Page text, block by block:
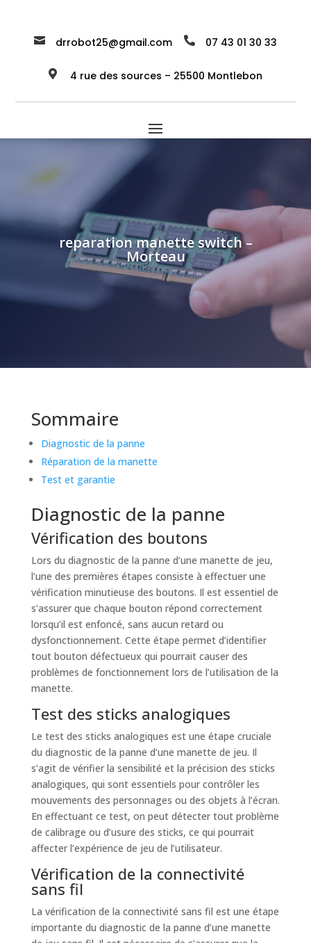
 drrobot25@gmail.com  07 43 01 30 33
 4 rue des sources – 25500 Montlebon
reparation manette switch –
Morteau
Sommaire
Diagnostic de la panne
Réparation de la manette
Test et garantie
Diagnostic de la panne
Vérification des boutons
Lors du diagnostic de la panne d’une manette de jeu,
l’une des premières étapes consiste à effectuer une
vérification minutieuse des boutons. Il est essentiel de
s’assurer que chaque bouton répond correctement
lorsqu’il est enfoncé, sans aucun retard ou
dysfonctionnement. Cette étape permet d’identifier
tout bouton défectueux qui pourrait causer des
problèmes de fonctionnement lors de l’utilisation de la
manette.
Test des sticks analogiques
Le test des sticks analogiques est une étape cruciale
du diagnostic de la panne d’une manette de jeu. Il
s’agit de vérifier la sensibilité et la précision des sticks
analogiques, qui sont essentiels pour contrôler les
mouvements des personnages ou des objets à l’écran.
En effectuant ce test, on peut détecter tout problème
de calibrage ou d’usure des sticks, ce qui pourrait
affecter l’expérience de jeu de l’utilisateur.
Vérification de la connectivité
sans fil
La vérification de la connectivité sans fil est une étape
importante du diagnostic de la panne d’une manette